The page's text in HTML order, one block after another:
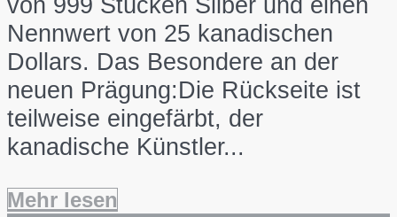
Nennwert von 25 kanadischen
Dollars. Das Besondere an der
neuen Prägung:Die Rückseite ist
teilweise eingefärbt, der
kanadische Künstler...
Mehr lesen